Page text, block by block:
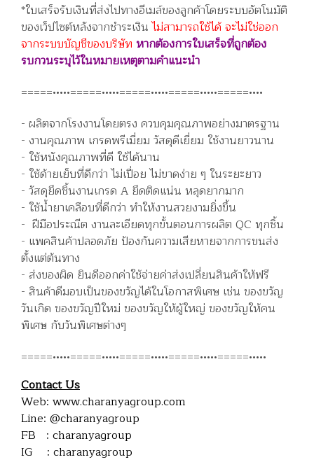
*ใบเสร็จรับเงินที่ส่งไปทางอีเมล์ของลูกค้าโดยระบบอัตโนมัติ
ของเว็ปไซต์หลังจากชำระเงินไม่สามารถใช้ได้ จะไม่ใช่ออก
จากระบบบัญชีของบริษัท หากต้องการใบเสร็จที่ถูกต้อง
รบกวนระบุไว้ในหมายเหตุตามคำแนะนำ
=====•••••=====•••••=====•••••=====•••••=====••••
- ผลิตจากโรงงานโดยตรง ควบคุมคุณภาพอย่างมาตรฐาน
- งานคุณภาพ เกรดพรีเมี่ยม วัสดุดีเยี่ยม ใช้งานยาวนาน
- ใช้หนังคุณภาพที่ดี ใช้ได้นาน
- ใช้ด้ายเย็บที่ดีกว่า ไม่เปื่อย ไม่ขาดง่าย ๆ ในระยะยาว
- วัสดุยึดชิ้นงานเกรด A ยึดติดแน่น หลุดยากมาก
- ใช้น้ำยาเคลือบที่ดีกว่า ทำให้งานสวยงามยิ่งขึ้น
- ฝีมือประณีต งานละเอียดทุกขั้นตอนการผลิต QC ทุกชิ้น
- แพคสินค้าปลอดภัย ป้องกันความเสียหายจากการขนส่ง
ตั้งแต่ต้นทาง
- ส่งของผิด ยินดีออกค่าใช้จ่ายค่าส่งเปลี่ยนสินค้าให้ฟรี
- สินค้าดีมอบเป็นของขวัญได้ในโอกาสพิเศษ เช่น ของขวัญ
วันเกิด ของขวัญปีใหม่ ของขวัญให้ผู้ใหญ่ ของขวัญให้คน
พิเศษ กับวันพิเศษต่างๆ
=====•••••=====•••••=====•••••=====•••••=====•••••
Contact Us
Web: www.charanyagroup.com
Line: @charanyagroup
FB : charanyagroup
IG : charanyagroup